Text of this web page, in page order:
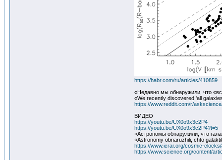
https://habr.com/ru/articles/410859
«Недавно мы обнаружили, что
«We recently discovered 'all
https://www.reddit.com/r/
ВИДЕО
https://youtu.be/UX0o9x3c2P4
https://youtu.be/UX0o9x3c2P4?t=5
«Астрономы обнаружили, что
«Astronomy obnaruzhili, chto
https://www.icrar.org/cosmic-
https://www.science.org/content/